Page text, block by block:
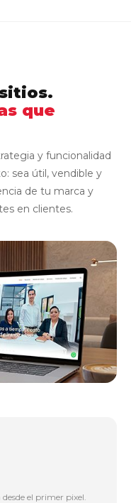
que
y funcionalidad
sea útil, vendible y
de tu marca y
en clientes.
el primer pixel.